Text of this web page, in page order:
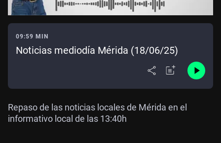
09:59 MIN
Noticias mediodía Mérida (18/06/25)
Repaso de las noticias locales de Mérida en el
informativo local de las 13:40h